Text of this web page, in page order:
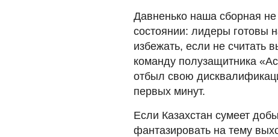
Давненько наша сборная
состоянии: лидеры готовы
избежать, если не считать
команду полузащитника
отбыл свою
первых минут.
Если Казахстан сумеет
фантазировать на тему